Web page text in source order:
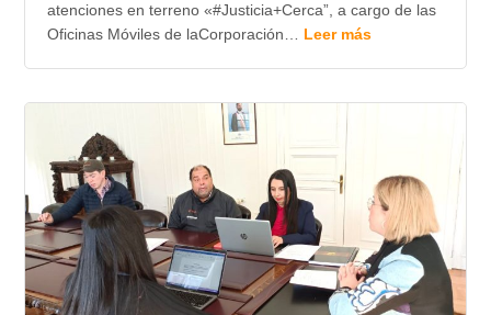
atenciones en terreno «#Justicia+Cerca”, a cargo de las
Oficinas Móviles de laCorporación… Leer más